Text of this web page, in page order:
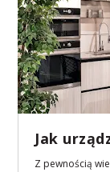
Jak
Z pewnością